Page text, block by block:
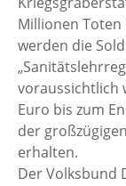
Millionen Toten
werden die
voraussichtlich
Euro bis zum
der
erhalten.
Der Volksbund